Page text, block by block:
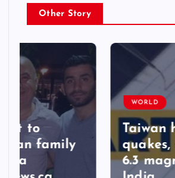
Other Story
WORLD
Taiwan hit by
quakes, strongest
6.3 magnitude –